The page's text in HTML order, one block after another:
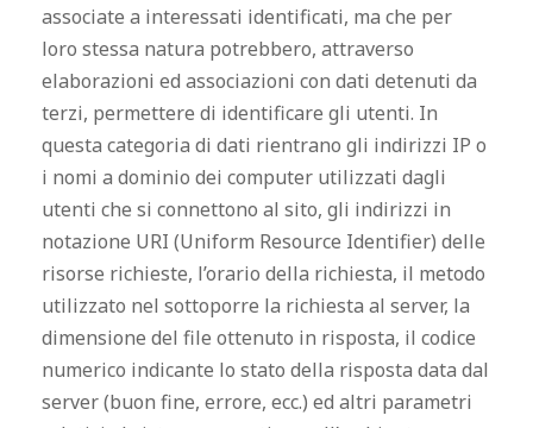
associate a interessati identificati, ma che per
loro stessa natura potrebbero, attraverso
elaborazioni ed associazioni con dati detenuti da
terzi, permettere di identificare gli utenti. In
questa categoria di dati rientrano gli indirizzi IP o
i nomi a dominio dei computer utilizzati dagli
utenti che si connettono al sito, gli indirizzi in
notazione URI (Uniform Resource Identifier) delle
risorse richieste, l’orario della richiesta, il metodo
utilizzato nel sottoporre la richiesta al server, la
dimensione del file ottenuto in risposta, il codice
numerico indicante lo stato della risposta data dal
server (buon fine, errore, ecc.) ed altri parametri